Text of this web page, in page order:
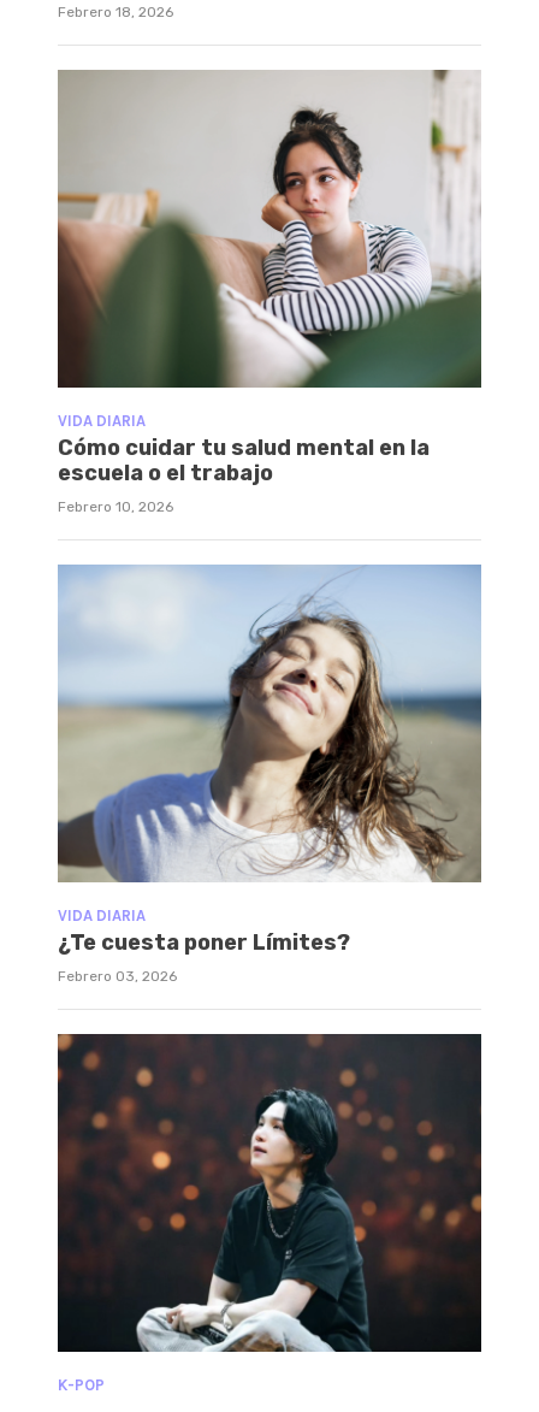
Febrero 18, 2026
VIDA DIARIA
Cómo cuidar tu salud mental en la
escuela o el trabajo
Febrero 10, 2026
VIDA DIARIA
¿Te cuesta poner Límites?
Febrero 03, 2026
K-POP